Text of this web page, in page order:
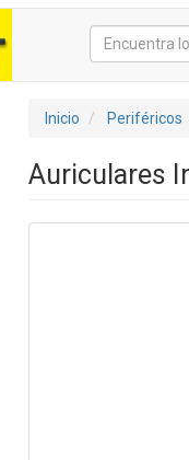
Inicio Periféricos
Auriculares